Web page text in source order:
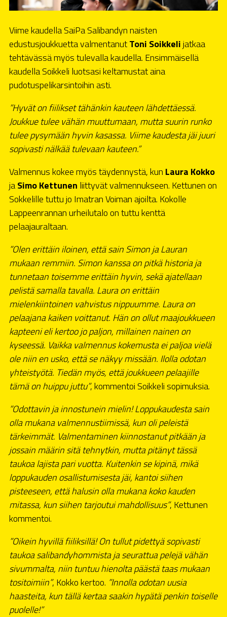
Viime kaudella SaiPa Salibandyn naisten
edustusjoukkuetta valmentanutToni Soikkelijatkaa
tehtävässä myös tulevalla kaudella. Ensimmäisellä
kaudella Soikkeli luotsasi keltamustat aina
pudotuspelikarsintoihin asti.
”Hyvät on fiilikset tähänkin kauteen lähdettäessä.
Joukkue tulee vähän muuttumaan, mutta suurin runko
tulee pysymään hyvin kasassa. Viime kaudesta jäi juuri
sopivasti nälkää tulevaan kauteen.”
Valmennus kokee myös täydennystä, kun Laura Kokko
jaSimo Kettunen liittyvät valmennukseen. Kettunen on
Sokkelille tuttu jo Imatran Voiman ajoilta. Kokolle
Lappeenrannan urheilutalo on tuttu kenttä
pelaajauraltaan.
”Olen erittäin iloinen, että sain Simon ja Lauran
mukaan remmiin. Simon kanssa on pitkä historia ja
tunnetaan toisemme erittäin hyvin, sekä ajatellaan
pelistä samalla tavalla. Laura on erittäin
mielenkiintoinen vahvistus nippuumme. Laura on
pelaajana kaiken voittanut. Hän on ollut maajoukkueen
kapteeni eli kertoo jo paljon, millainen nainen on
kyseessä. Vaikka valmennus kokemusta ei paljoa vielä
ole niin en usko, että se näkyy missään. Ilolla odotan
yhteistyötä. Tiedän myös, että joukkueen pelaajille
tämä on huippu juttu”, kommentoi Soikkeli sopimuksia.
”Odottavin ja innostunein mielin! Loppukaudesta sain
olla mukana valmennustiimissä, kun oli peleistä
tärkeimmät. Valmentaminen kiinnostanut pitkään ja
jossain määrin sitä tehnytkin, mutta pitänyt tässä
taukoa lajista pari vuotta. Kuitenkin se kipinä, mikä
loppukauden osallistumisesta jäi, kantoi siihen
pisteeseen, että halusin olla mukana koko kauden
mitassa, kun siihen tarjoutui mahdollisuus”, Kettunen
kommentoi.
”Oikein hyvillä fiiliksillä! On tullut pidettyä sopivasti
taukoa salibandyhommista ja seurattua pelejä vähän
sivummalta, niin tuntuu hienolta päästä taas mukaan
tositoimiin”, Kokko kertoo. ”Innolla odotan uusia
haasteita, kun tällä kertaa saakin hypätä penkin toiselle
puolelle!”